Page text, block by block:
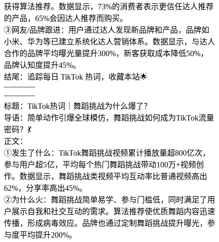
获得算法推荐。数据显示，73%的消费者表示更信任达人推荐
的产品，65%会因达人推荐而购买。
③网友/品牌跟进：用户通过达人发现新品牌和产品，品牌如
小米、华为等已建立系统化达人营销体系。数据显示，与达人
合作的品牌平均曝光量提升300%，新客获取成本降低50%，
品牌认知度提升45%。
结尾：追踪每日 TikTok 热词，收藏本站🌟
————
————
标题：TikTok热词｜舞蹈挑战为什么爆了？
导语：简单动作引爆全球模仿，舞蹈挑战如何成为TikTok流量
密码？💃
正文：
①发生了什么：TikTok舞蹈挑战视频累计播放量超800亿次，
参与用户超5亿，平均每个热门舞蹈挑战带动100万+视频创
作。数据显示，舞蹈挑战类视频平均互动率比普通视频高出
62%，分享率高出45%。
②为什么火：舞蹈挑战简单易学、参与门槛低，同时满足了用
户展示自我和社交互动的需求。算法推荐使优质舞蹈内容迅速
传播，形成病毒效应。品牌也通过定制舞蹈挑战提升曝光，参
与度平均提升200%。